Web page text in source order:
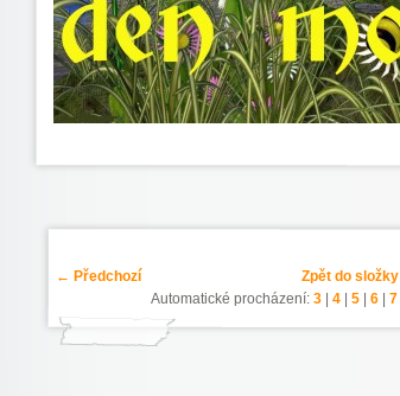
← Předchozí
Zpět do složky
Automatické procházení: 3 | 4 | 5 | 6 | 7